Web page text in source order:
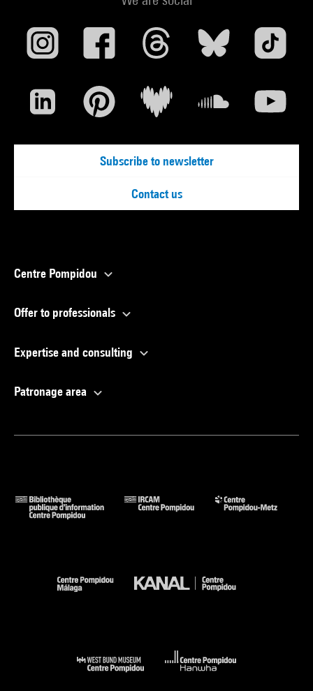
Subscribe to newsletter
Contact us
Centre Pompidou
Offer to professionals
Expertise and consulting
Patronage area